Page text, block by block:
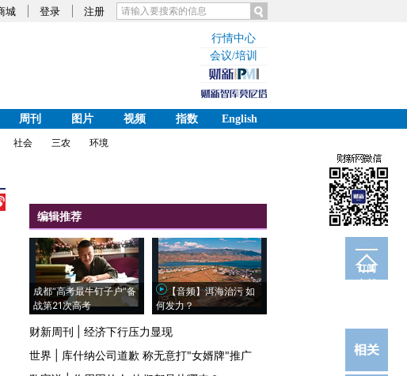
城 登录 注册
行情中心
会议/培训
周刊 图片 视频 指数
English
社会 三农 环境
订阅
电邮
编辑推荐
成都“高考最牛钉子户”备
战第21次高考
【音频】洱海治污 如
何发力？
财新周刊
经济下行压力显现
世界
库什纳公司道歉 称无意打"女婿牌"推广